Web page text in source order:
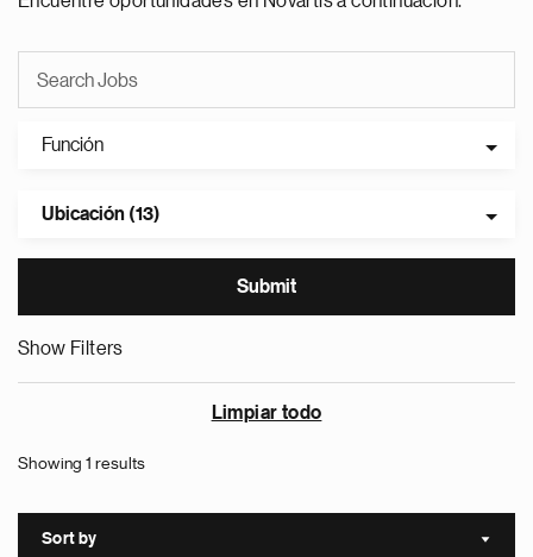
Función
Ubicación (13)
Show Filters
Limpiar todo
Showing 1 results
Sort by Sort